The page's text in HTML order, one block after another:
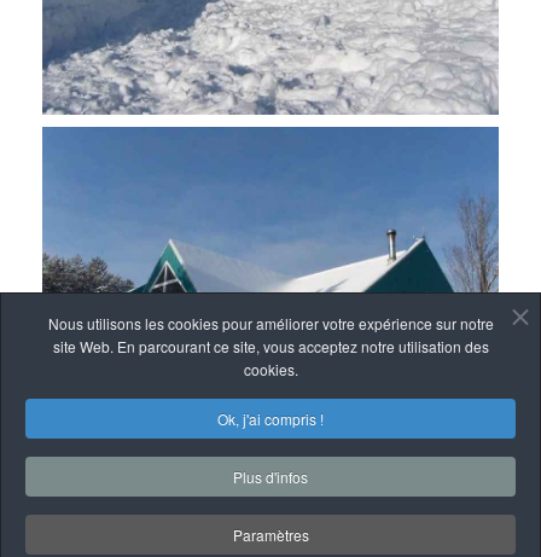
Nous utilisons les cookies pour améliorer votre expérience sur notre
site Web. En parcourant ce site, vous acceptez notre utilisation des
cookies.
Ok, j'ai compris !
Plus d'infos
Paramètres